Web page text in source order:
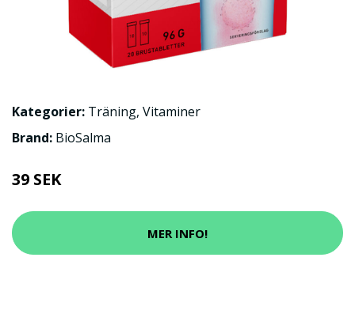
Kategorier: Träning, Vitaminer
Brand: BioSalma
39 SEK
MER INFO!